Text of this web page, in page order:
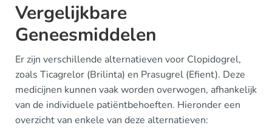
Vergelijkbare
Geneesmiddelen
Er zijn verschillende alternatieven voor Clopidogrel,
zoals Ticagrelor (Brilinta) en Prasugrel (Efient). Deze
medicijnen kunnen vaak worden overwogen, afhankelijk
van de individuele patiëntbehoeften. Hieronder een
overzicht van enkele van deze alternatieven: